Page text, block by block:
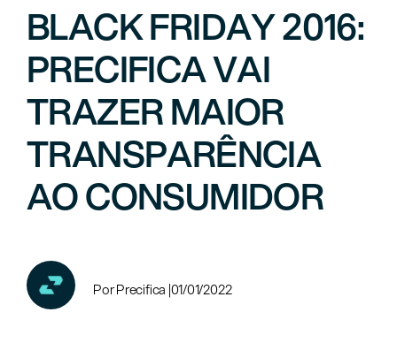
Serviços
Casos de Sucesso
A Precifica
BLACK FRIDAY 2016:
PRECIFICA VAI
TRAZER MAIOR
TRANSPARÊNCIA
AO CONSUMIDOR
Por Precifica |01/01/2022